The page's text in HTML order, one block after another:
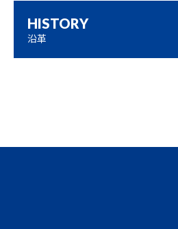
HISTORY
沿革